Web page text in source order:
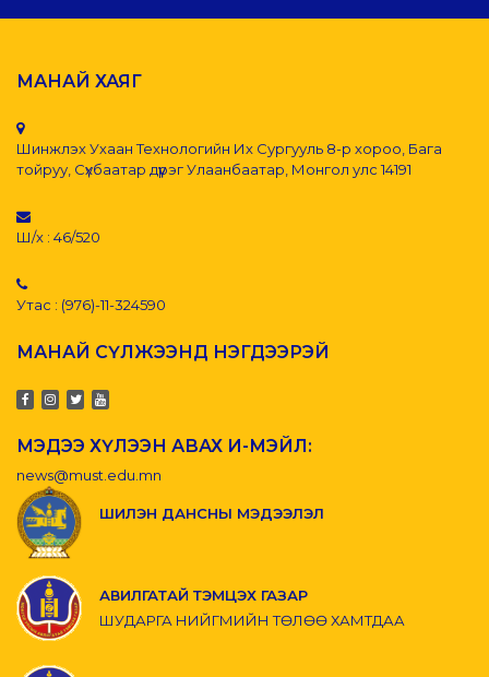
МАНАЙ ХАЯГ
Шинжлэх Ухаан Технологийн Их Сургууль 8-р хороо, Бага
тойруу, Сүхбаатар дүүрэг Улаанбаатар, Монгол улс 14191
Ш/х : 46/520
Утас : (976)-11-324590
МАНАЙ СҮЛЖЭЭНД НЭГДЭЭРЭЙ
МЭДЭЭ ХҮЛЭЭН АВАХ И-МЭЙЛ:
news@must.edu.mn
ШИЛЭН ДАНСНЫ МЭДЭЭЛЭЛ
АВИЛГАТАЙ ТЭМЦЭХ ГАЗАР
ШУДАРГА НИЙГМИЙН ТӨЛӨӨ ХАМТДАА